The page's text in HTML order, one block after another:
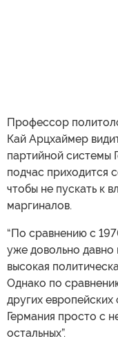
Профессор
Кай Арцхаймер
партийной системы
подчас приходится
чтобы не пускать к
маргиналов.
“По сравнению с
уже довольно давно
высокая
Однако по
других европейских
Германия просто с
остальных”.